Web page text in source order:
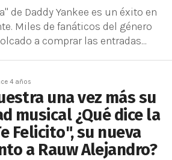
de Daddy Yankee es un éxito en
Miles de fanáticos del género
a comprar las entradas...
4 años
una vez más su
musical ¿Qué dice la
Felicito", su nueva
a Rauw Alejandro?